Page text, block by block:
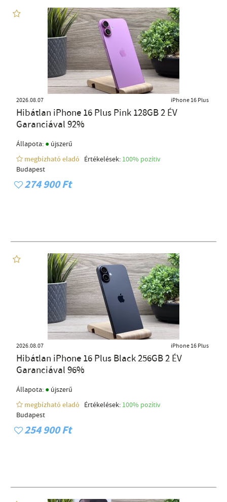
2026.08.07 iPhone 16 Plus
Hibátlan iPhone 16 Plus Pink 128GB 2 ÉV
Garanciával 92%
Állapota: ● újszerű
megbízható eladó
Értékelések: 100% pozítiv
Budapest
274 900 Ft
2026.08.07 iPhone 16 Plus
Hibátlan iPhone 16 Plus Black 256GB 2 ÉV
Garanciával 96%
Állapota: ● újszerű
megbízható eladó
Értékelések: 100% pozítiv
Budapest
254 900 Ft